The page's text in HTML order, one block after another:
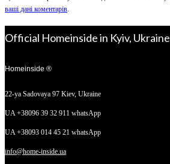
ваші дані коментарів.
Official Homeinside in Kyiv, Ukraine
Homeinside ®
22-ya Sadovaya 97 Kiev, Ukraine
UA +38096 39 32 911 whatsApp
UA +38093 014 45 21 whatsApp
info@home-inside.ua